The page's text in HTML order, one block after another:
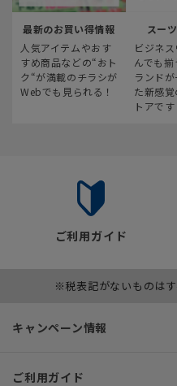
最新のお買い得情報
人気アイテムやおす
すめ商品などの“おト
ク“が満載のチラシが
Webでも見られる！
スー
ビジネ
んでも
ランド
た新感
トアです
ご利用ガイド
※税表記がないものは
キャンペーン情報
ご利用ガイド